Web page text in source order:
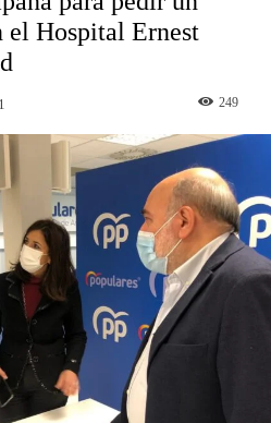
el Hospital Ernest
249